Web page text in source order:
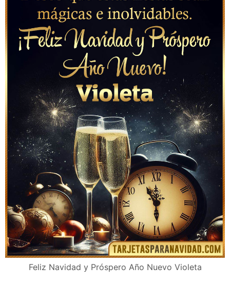
Feliz Navidad y Próspero Año Nuevo Violeta